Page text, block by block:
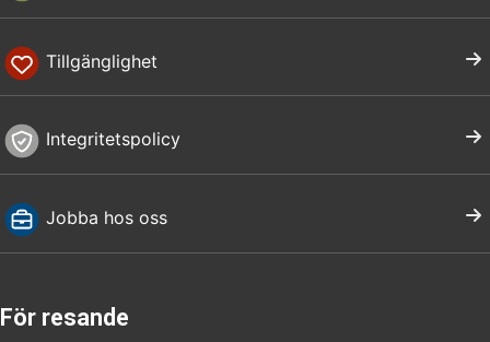
Tillgänglighet
Integritetspolicy
Jobba hos oss
För resande